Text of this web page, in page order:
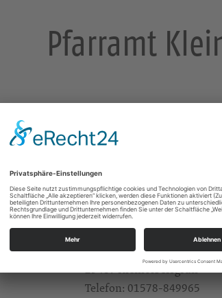
Pfarramt
Pfarramt
Kirchliche Verwaltung und
An der Kleinen Olbersgrün
25487Kleinolbersgrün
Telefon: 01578-849965